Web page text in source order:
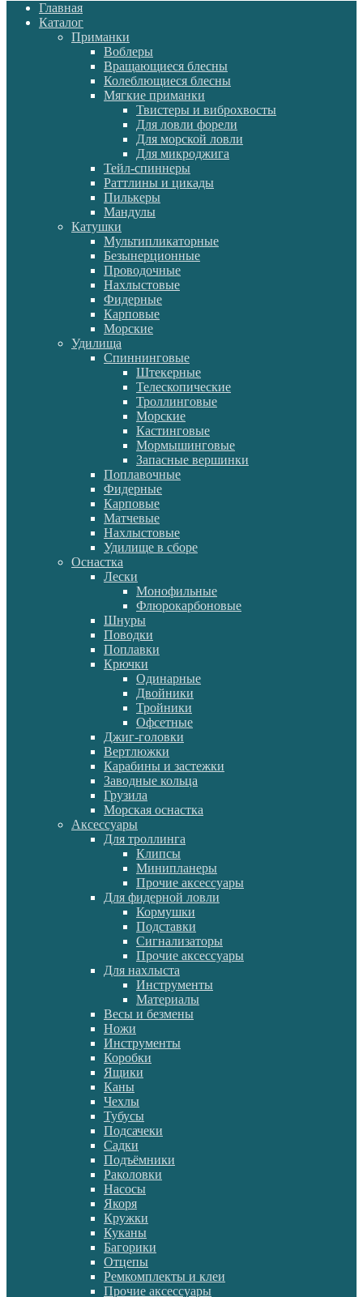
Главная
Каталог
Приманки
Воблеры
Вращающиеся блесны
Колеблющиеся блесны
Мягкие приманки
Твистеры и виброхвосты
Для ловли форели
Для морской ловли
Для микроджига
Тейл-спиннеры
Раттлины и цикады
Пилькеры
Мандулы
Катушки
Мультипликаторные
Безынерционные
Проводочные
Нахлыстовые
Фидерные
Карповые
Морские
Удилища
Спиннинговые
Штекерные
Телескопические
Троллинговые
Морские
Кастинговые
Мормышинговые
Запасные вершинки
Поплавочные
Фидерные
Карповые
Матчевые
Нахлыстовые
Удилище в сборе
Оснастка
Лески
Монофильные
Флюрокарбоновые
Шнуры
Поводки
Поплавки
Крючки
Одинарные
Двойники
Тройники
Офсетные
Джиг-головки
Вертлюжки
Карабины и застежки
Заводные кольца
Грузила
Морская оснастка
Аксессуары
Для троллинга
Клипсы
Минипланеры
Прочие аксессуары
Для фидерной ловли
Кормушки
Подставки
Сигнализаторы
Прочие аксессуары
Для нахлыста
Инструменты
Материалы
Весы и безмены
Ножи
Инструменты
Коробки
Ящики
Каны
Чехлы
Тубусы
Подсачеки
Садки
Подъёмники
Раколовки
Насосы
Якоря
Кружки
Куканы
Багорики
Отцепы
Ремкомплекты и клеи
Прочие аксессуары